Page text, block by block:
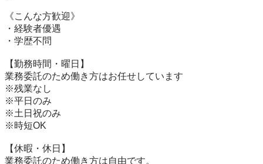
《こんな方歓迎》
・経験者優遇
・学歴不問
【勤務時間・曜日】
業務委託のため働き方はお任せしています
※残業なし
※平日のみ
※土日祝のみ
※時短OK
【休暇・休日】
業務委託のため働き方は自由です。